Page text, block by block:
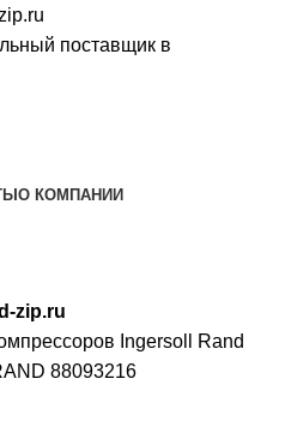
О КОМПАНИИ
zip.ru
Ingersoll Rand
88093216